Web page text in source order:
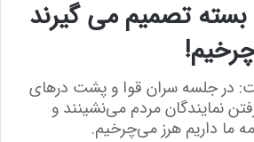
تصمیم می گیرند
در جلسه سران قوا و پشت درهای
نمایندگان مردم می‌نشینند و
ما داریم هرز می‌چرخیم.